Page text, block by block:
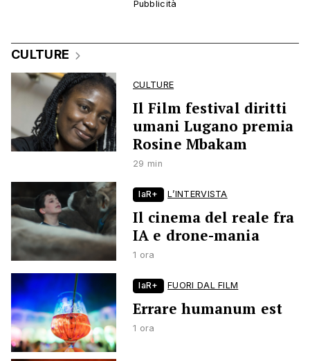
CULTURE
CULTURE
Il Film festival diritti
umani Lugano premia
Rosine Mbakam
29 min
laR+ L’INTERVISTA
Il cinema del reale fra
IA e drone-mania
1 ora
laR+ FUORI DAL FILM
Errare humanum est
1 ora